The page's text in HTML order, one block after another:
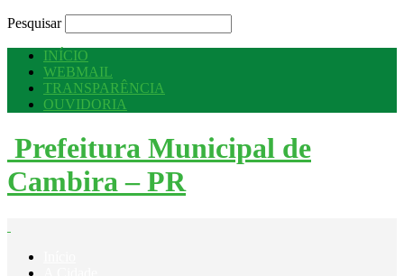
Pesquisar
INÍCIO
WEBMAIL
TRANSPARÊNCIA
OUVIDORIA
Prefeitura Municipal de
Cambira – PR